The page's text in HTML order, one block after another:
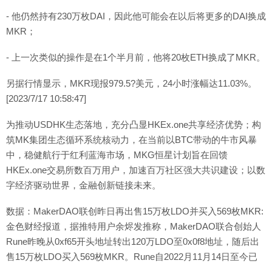
- 他仍然持有230万枚DAI，因此他可能会在以后将更多的DAI换成
MKR；
- 上一次类似的操作是在1个半月前，他将20枚ETH换成了MKR。
另据行情显示，MKR现报979.5?美元，24小时涨幅达11.03%。
[2023/7/17 10:58:47]
为推动USDHK生态落地，充分凸显HKEx.one共享经济优势；构
筑MK集团生态循环系统核动力，在当前以BTC带动的牛市风暴
中，稳健航行于红利蓝海市场，MKG恒星计划旨在回馈
HKEx.one交易所数百万用户，加速百万社区强大共识建设；以数
字经济驱动世界，金融创新链接未来。
数据：MakerDAO联创昨日再出售15万枚LDO并买入569枚MKR:
金色财经报道，据推特用户余烬发推称，MakerDAO联合创始人
Rune昨晚从0xf65开头地址转出120万LDO至0x0f8地址，随后出
售15万枚LDO买入569枚MKR。Rune自2022月11月14日至今已